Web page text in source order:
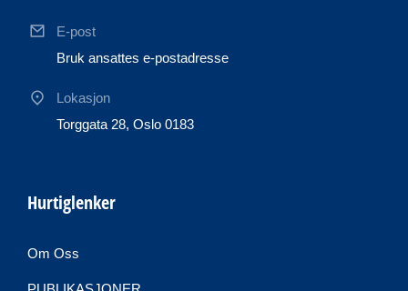
E-post
Bruk ansattes e-postadresse
Lokasjon
Torggata 28, Oslo 0183
Hurtiglenker
Om Oss